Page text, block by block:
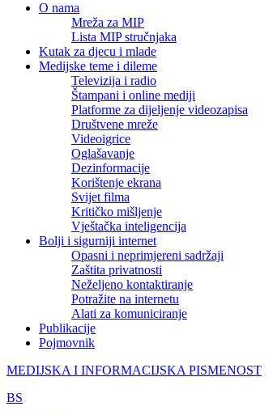
O nama
Mreža za MIP
Lista MIP stručnjaka
Kutak za djecu i mlade
Medijske teme i dileme
Televizija i radio
Štampani i online mediji
Platforme za dijeljenje videozapisa
Društvene mreže
Videoigrice
Oglašavanje
Dezinformacije
Korištenje ekrana
Svijet filma
Kritičko mišljenje
Vještačka inteligencija
Bolji i sigurniji internet
Opasni i neprimjereni sadržaji
Zaštita privatnosti
Neželjeno kontaktiranje
Potražite na internetu
Alati za komuniciranje
Publikacije
Pojmovnik
MEDIJSKA I INFORMACIJSKA PISMENOST
BS